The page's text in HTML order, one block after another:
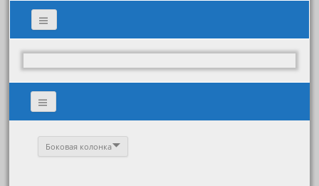
Боковая колонка